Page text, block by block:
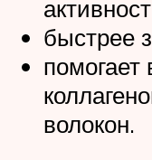
быстрее
помогает
волокон.